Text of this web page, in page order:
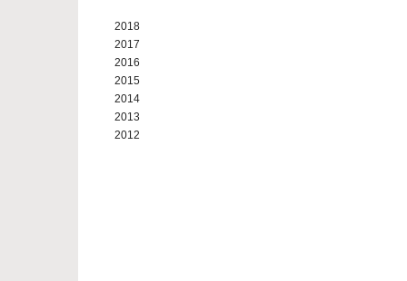
2018
2017
2016
2015
2014
2013
2012